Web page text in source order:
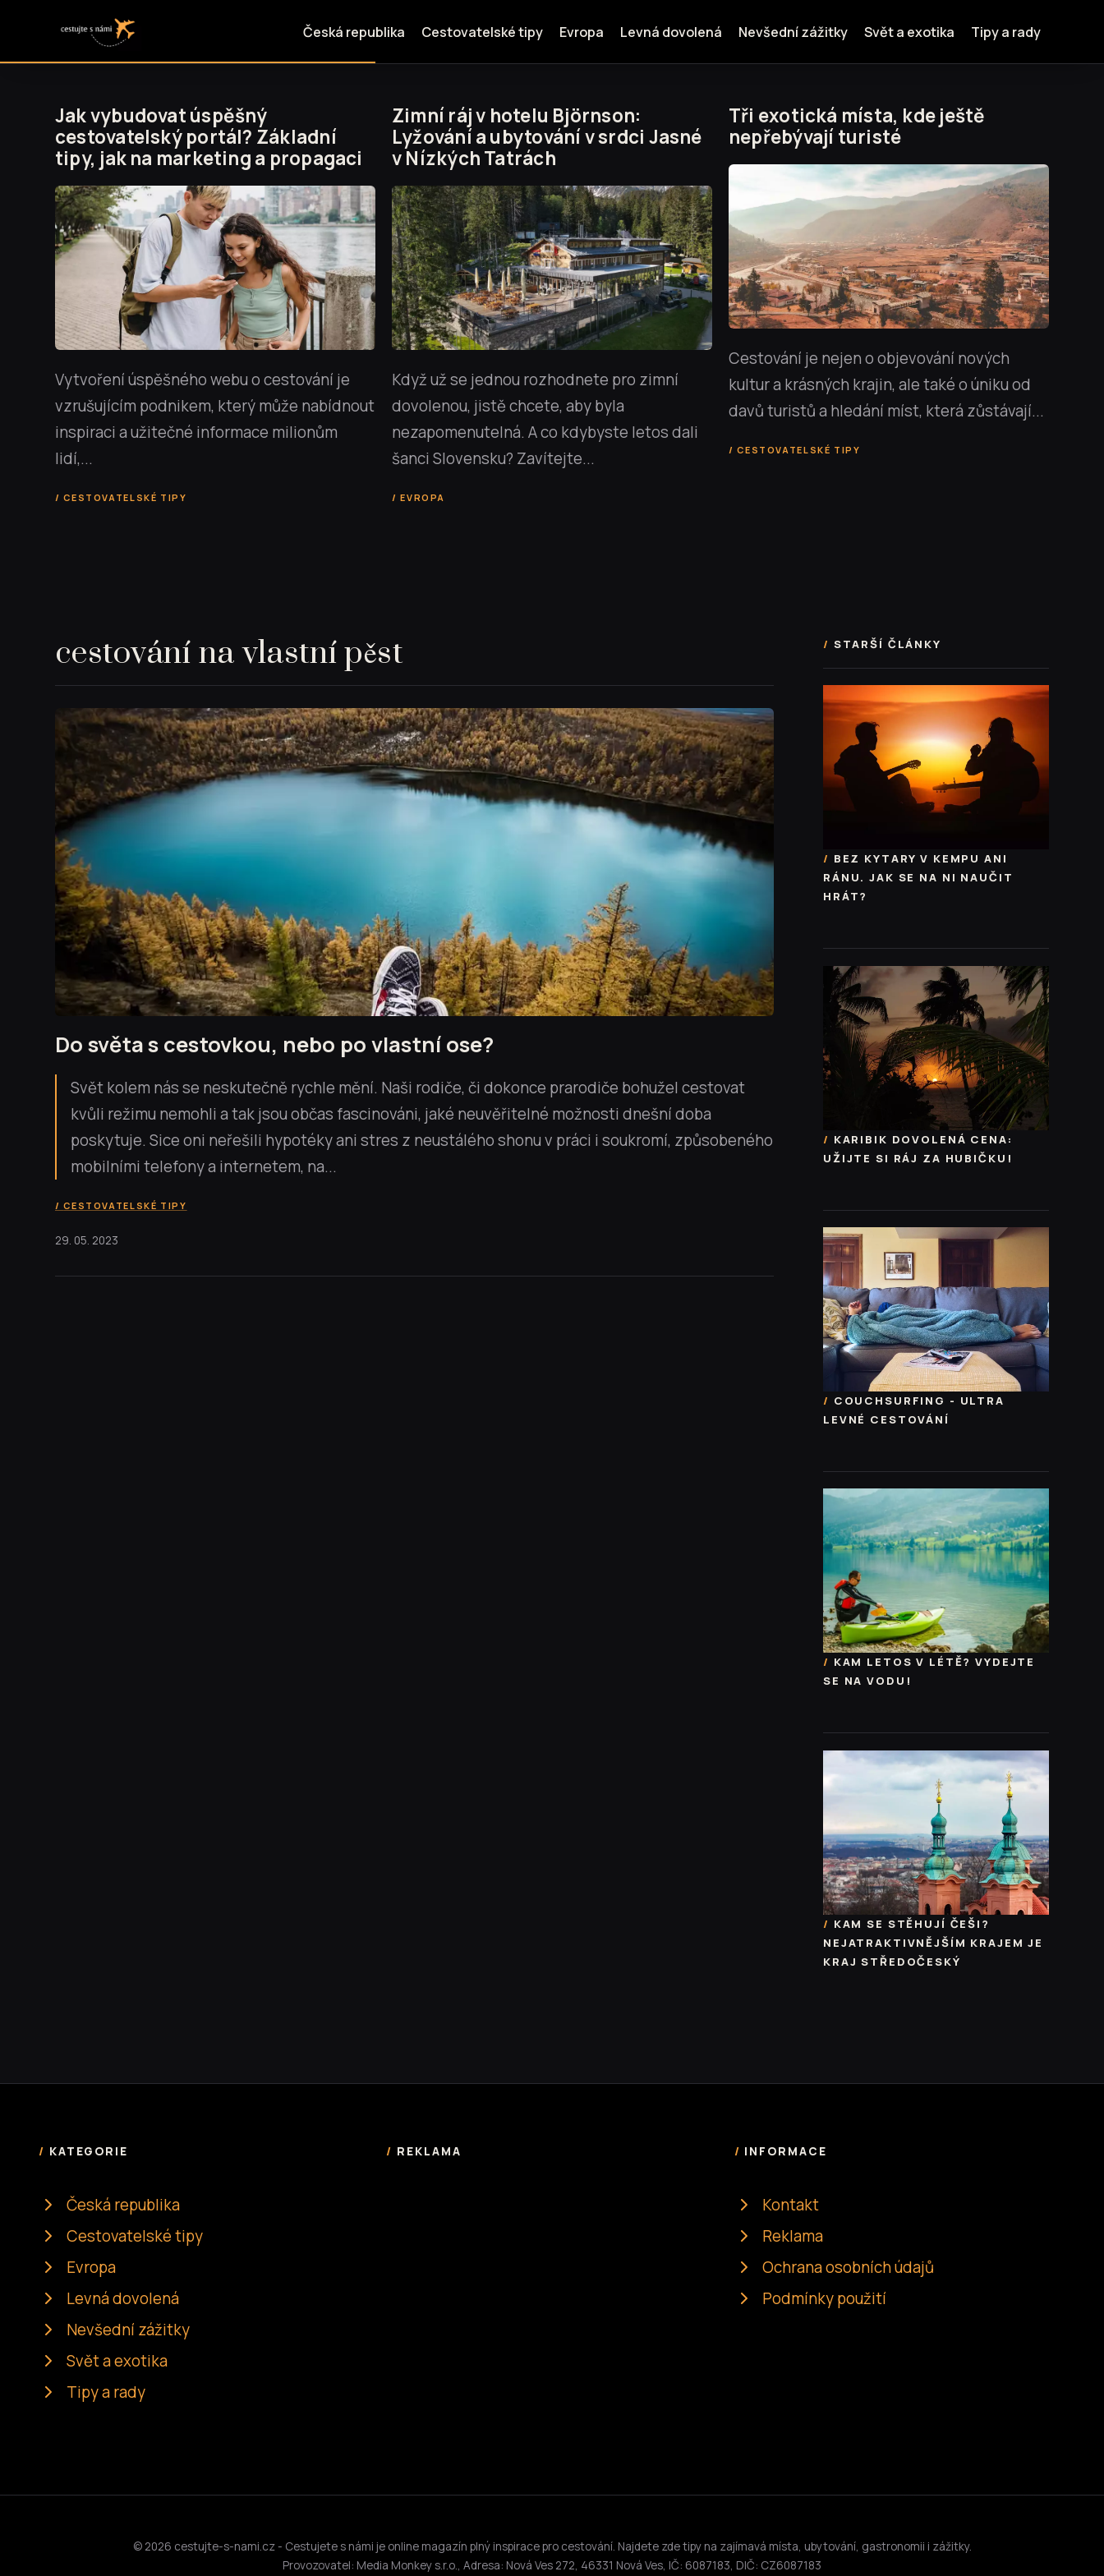
Česká republika Cestovatelské tipy Evropa Levná dovolená Nevšední zážitky Svět a exotika Tipy a rady
Jak vybudovat úspěšný
cestovatelský portál? Základní
tipy, jak na marketing a propagaci
Vytvoření úspěšného webu o cestování je
vzrušujícím podnikem, který může nabídnout
inspiraci a užitečné informace milionům
lidí,...
CESTOVATELSKÉ TIPY
Zimní ráj v hotelu Björnson:
Lyžování a ubytování v srdci Jasné
v Nízkých Tatrách
Když už se jednou rozhodnete pro zimní
dovolenou, jistě chcete, aby byla
nezapomenutelná. A co kdybyste letos dali
šanci Slovensku? Zavítejte...
EVROPA
Tři exotická místa, kde ještě
nepřebývají turisté
Cestování je nejen o objevování nových
kultur a krásných krajin, ale také o úniku od
davů turistů a hledání míst, která zůstávají...
CESTOVATELSKÉ TIPY
cestování na vlastní pěst
Do světa s cestovkou, nebo po vlastní ose?
Svět kolem nás se neskutečně rychle mění. Naši rodiče, či dokonce prarodiče bohužel cestovat
kvůli režimu nemohli a tak jsou občas fascinováni, jaké neuvěřitelné možnosti dnešní doba
poskytuje. Sice oni neřešili hypotéky ani stres z neustálého shonu v práci i soukromí, způsobeného
mobilními telefony a internetem, na...
CESTOVATELSKÉ TIPY
29. 05. 2023
STARŠÍ ČLÁNKY
BEZ KYTARY V KEMPU ANI
RÁNU. JAK SE NA NI NAUČIT
HRÁT?
KARIBIK DOVOLENÁ CENA:
UŽIJTE SI RÁJ ZA HUBIČKU!
COUCHSURFING - ULTRA
LEVNÉ CESTOVÁNÍ
KAM LETOS V LÉTĚ? VYDEJTE
SE NA VODU!
KAM SE STĚHUJÍ ČEŠI?
NEJATRAKTIVNĚJŠÍM KRAJEM JE
KRAJ STŘEDOČESKÝ
KATEGORIE
Česká republika
Cestovatelské tipy
Evropa
Levná dovolená
Nevšední zážitky
Svět a exotika
Tipy a rady
REKLAMA INFORMACE
Kontakt
Reklama
Ochrana osobních údajů
Podmínky použití
© 2026 cestujte-s-nami.cz - Cestujete s námi je online magazín plný inspirace pro cestování. Najdete zde tipy na zajímavá místa, ubytování, gastronomii i zážitky.
Provozovatel: Media Monkey s.r.o., Adresa: Nová Ves 272, 46331 Nová Ves, IČ: 6087183, DIČ: CZ6087183